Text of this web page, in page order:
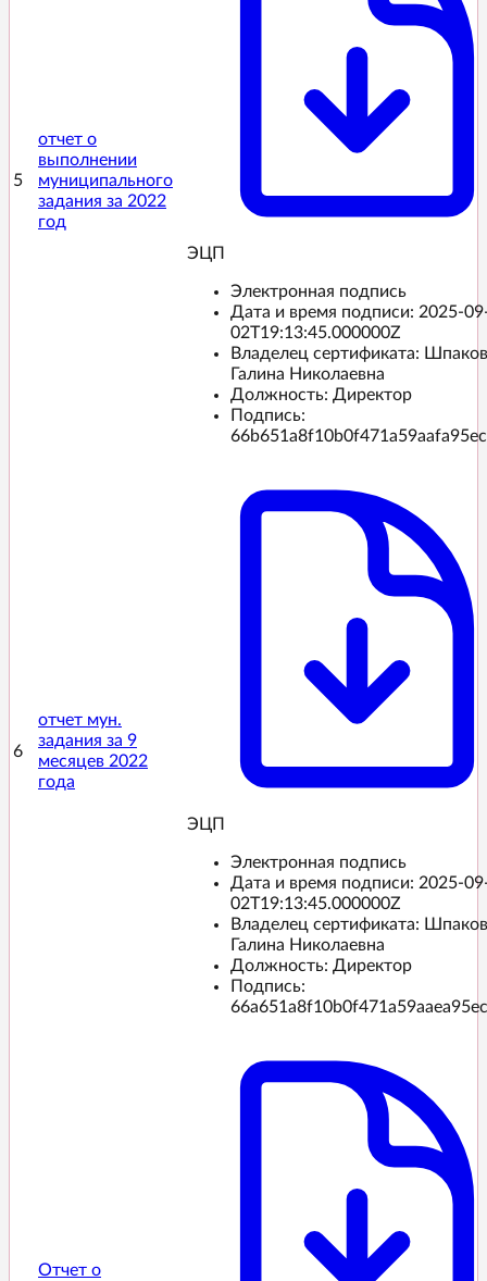
5
отчет о
выполнении
муниципального
задания за 2022
год
ЭЦП️
Электронная подпись
Дата и время подписи: 2025-
02T19:13:45.000000Z
Владелец сертификата:
Галина Николаевна
Должность: Директор
Подпись:
6
отчет мун.
задания за 9
месяцев 2022
года
ЭЦП️
Электронная подпись
Дата и время подписи: 2025-
02T19:13:45.000000Z
Владелец сертификата:
Галина Николаевна
Должность: Директор
Подпись:
Отчет о